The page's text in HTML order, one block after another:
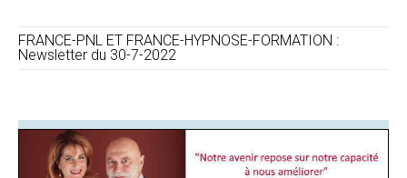
FRANCE-PNL ET FRANCE-HYPNOSE-FORMATION :
Newsletter du 30-7-2022